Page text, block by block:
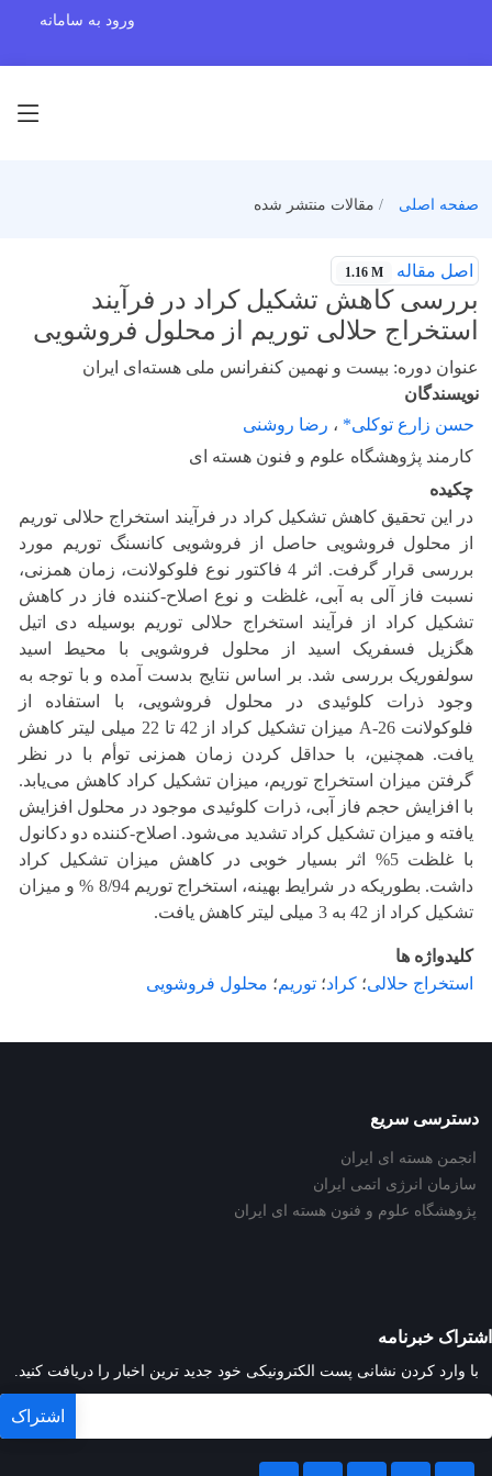
ورود به سامانه
صفحه اصلی مقالات منتشر شده
اصل مقاله 1.16 M
بررسی کاهش تشکیل کراد در فرآیند
استخراج حلالی توریم از محلول فروشویی
عنوان دوره: بیست و نهمین کنفرانس ملی هسته‌ای ایران
نویسندگان
حسن زارع توکلی* ، رضا روشنی
کارمند پژوهشگاه علوم و فنون هسته ای
چکیده
در این تحقیق کاهش تشکیل کراد در فرآیند استخراج حلالی توریم
از محلول فروشویی حاصل از فروشویی کانسنگ توریم مورد
بررسی قرار گرفت. اثر 4 فاکتور نوع فلوکولانت، زمان همزنی،
نسبت فاز آلی به آبی، غلظت و نوع اصلاح-کننده فاز در کاهش
تشکیل کراد از فرآیند استخراج حلالی توریم بوسیله دی اتیل
هگزیل فسفریک اسید از محلول فروشویی با محیط اسید
سولفوریک بررسی شد. بر اساس نتایج بدست آمده و با توجه به
وجود ذرات کلوئیدی در محلول فروشویی، با استفاده از
فلوکولانت A-26 میزان تشکیل کراد از 42 تا 22 میلی لیتر کاهش
یافت. همچنین، با حداقل کردن زمان همزنی توأم با در نظر
گرفتن میزان استخراج توریم، میزان تشکیل کراد کاهش می‌یابد.
با افزایش حجم فاز آبی، ذرات کلوئیدی موجود در محلول افزایش
یافته و میزان تشکیل کراد تشدید می‌شود. اصلاح-کننده دو دکانول
با غلظت 5% اثر بسیار خوبی در کاهش میزان تشکیل کراد
داشت. بطوریکه در شرایط بهینه، استخراج توریم 8/94 % و میزان
تشکیل کراد از 42 به 3 میلی لیتر کاهش یافت.
کلیدواژه ها
استخراج حلالی؛ کراد؛ توریم؛ محلول فروشویی
دسترسی سریع
انجمن هسته ای ایران
سازمان انرژی اتمی ایران
پژوهشگاه علوم و فنون هسته ای ایران
اشتراک خبرنامه
با وارد کردن نشانی پست الکترونیکی خود جدید ترین اخبار را دریافت کنید.